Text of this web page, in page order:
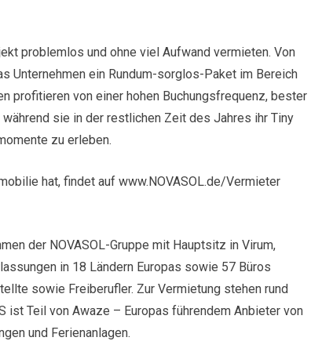
problemlos und ohne viel Aufwand vermieten. Von
Unternehmen ein Rundum-sorglos-Paket im Bereich
profitieren von einer hohen Buchungsfrequenz, bester
sie in der restlichen Zeit des Jahres ihr Tiny
zu erleben.
hat, findet auf www.NOVASOL.de/Vermieter
der NOVASOL-Gruppe mit Hauptsitz in Virum,
in 18 Ländern Europas sowie 57 Büros
sowie Freiberufler. Zur Vermietung stehen rund
ist Teil von Awaze – Europas führendem Anbieter von
und Ferienanlagen.